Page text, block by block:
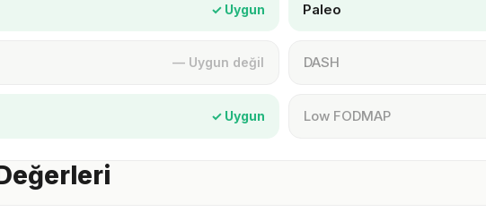
✓ Uygun Paleo
— Uygun değil DASH
✓ Uygun Low FODMAP